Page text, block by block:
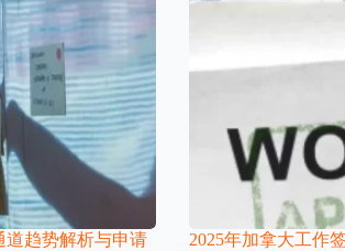
道趋势解析与申请 2025年加拿大工作